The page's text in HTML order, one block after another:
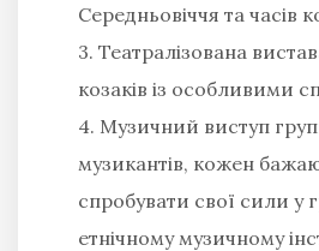
Середньовіччя та часів
3. Театралізована
козаків із особливими
4. Музичний виступ
музикантів, кожен
спробувати свої сили у
етнічному музичному